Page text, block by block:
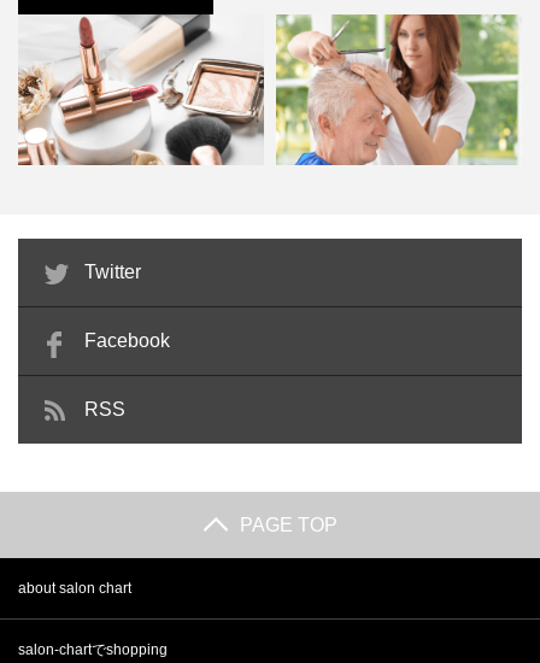
ビューティーアドバイザーとは？
独学でもなれる？仕事内容や…
Twitter
Facebook
RSS
PAGE TOP
about salon chart
salon-chartでshopping